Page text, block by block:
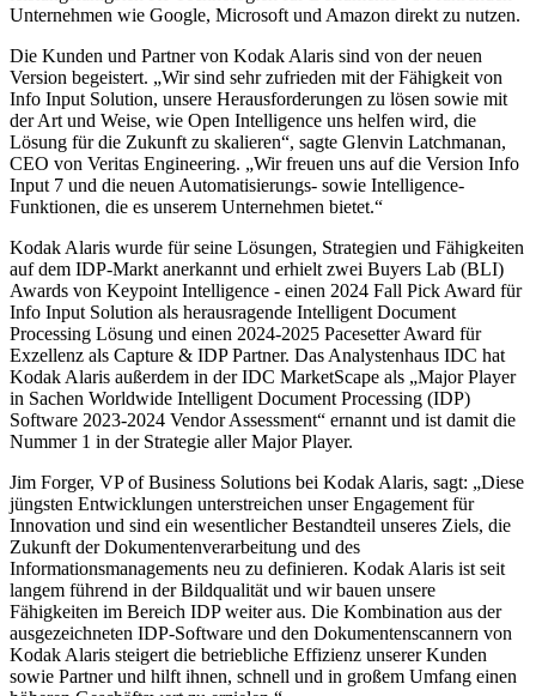
Unternehmen wie Google, Microsoft und Amazon direkt zu nutzen.
Die Kunden und Partner von Kodak Alaris sind von der neuen
Version begeistert. „Wir sind sehr zufrieden mit der Fähigkeit von
Info Input Solution, unsere Herausforderungen zu lösen sowie mit
der Art und Weise, wie Open Intelligence uns helfen wird, die
Lösung für die Zukunft zu skalieren“, sagte Glenvin Latchmanan,
CEO von Veritas Engineering. „Wir freuen uns auf die Version Info
Input 7 und die neuen Automatisierungs- sowie Intelligence-
Funktionen, die es unserem Unternehmen bietet.“
Kodak Alaris wurde für seine Lösungen, Strategien und Fähigkeiten
auf dem IDP-Markt anerkannt und erhielt zwei Buyers Lab (BLI)
Awards von Keypoint Intelligence - einen 2024 Fall Pick Award für
Info Input Solution als herausragende Intelligent Document
Processing Lösung und einen 2024-2025 Pacesetter Award für
Exzellenz als Capture & IDP Partner. Das Analystenhaus IDC hat
Kodak Alaris außerdem in der IDC MarketScape als „Major Player
in Sachen Worldwide Intelligent Document Processing (IDP)
Software 2023-2024 Vendor Assessment“ ernannt und ist damit die
Nummer 1 in der Strategie aller Major Player.
Jim Forger, VP of Business Solutions bei Kodak Alaris, sagt: „Diese
jüngsten Entwicklungen unterstreichen unser Engagement für
Innovation und sind ein wesentlicher Bestandteil unseres Ziels, die
Zukunft der Dokumentenverarbeitung und des
Informationsmanagements neu zu definieren. Kodak Alaris ist seit
langem führend in der Bildqualität und wir bauen unsere
Fähigkeiten im Bereich IDP weiter aus. Die Kombination aus der
ausgezeichneten IDP-Software und den Dokumentenscannern von
Kodak Alaris steigert die betriebliche Effizienz unserer Kunden
sowie Partner und hilft ihnen, schnell und in großem Umfang einen